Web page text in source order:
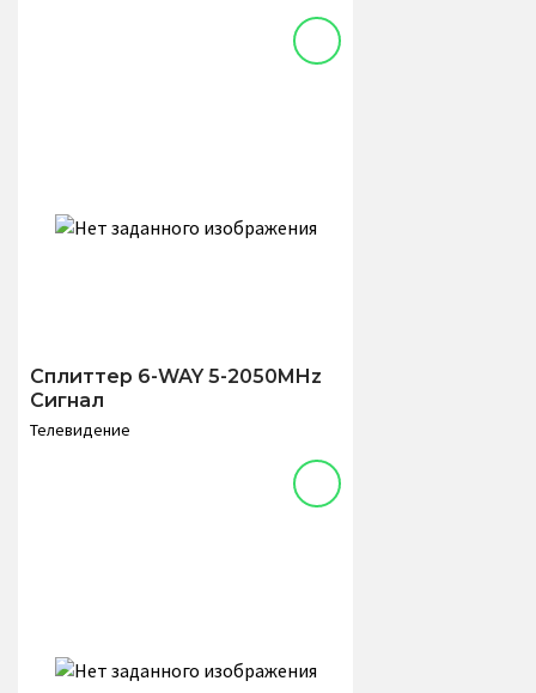
Сплиттер 6-WAY 5-2050MHz
Сигнал
Телевидение